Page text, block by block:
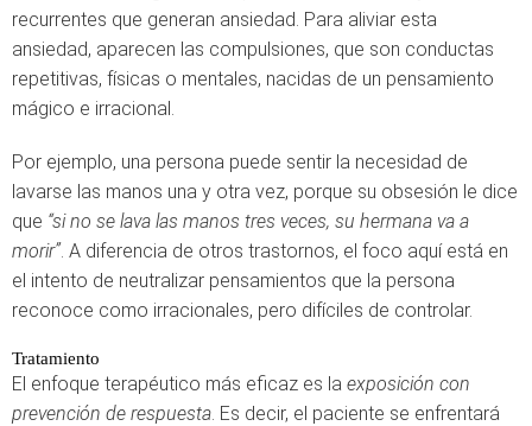
recurrentes que generan ansiedad. Para aliviar esta
ansiedad, aparecen las compulsiones, que son conductas
repetitivas, físicas o mentales, nacidas de un pensamiento
mágico e irracional.
Por ejemplo, una persona puede sentir la necesidad de
lavarse las manos una y otra vez, porque su obsesión le dice
que “si no se lava las manos tres veces, su hermana va a
morir”. A diferencia de otros trastornos, el foco aquí está en
el intento de neutralizar pensamientos que la persona
reconoce como irracionales, pero difíciles de controlar.
Tratamiento
El enfoque terapéutico más eficaz es la exposición con
prevención de respuesta. Es decir, el paciente se enfrentará